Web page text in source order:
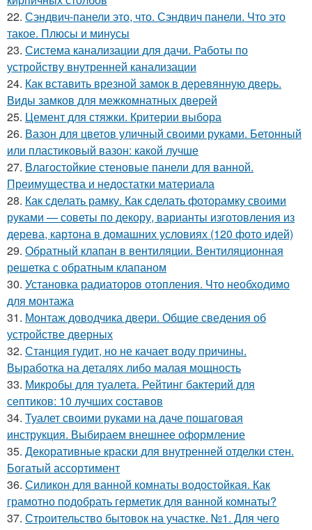
22. Сэндвич-панели это, что. Сэндвич панели. Что это
такое. Плюсы и минусы
23. Система канализации для дачи. Работы по
устройству внутренней канализации
24. Как вставить врезной замок в деревянную дверь.
Виды замков для межкомнатных дверей
25. Цемент для стяжки. Критерии выбора
26. Вазон для цветов уличный своими руками. Бетонный
или пластиковый вазон: какой лучше
27. Влагостойкие стеновые панели для ванной.
Преимущества и недостатки материала
28. Как сделать рамку. Как сделать фоторамку своими
руками — советы по декору, варианты изготовления из
дерева, картона в домашних условиях (120 фото идей)
29. Обратный клапан в вентиляции. Вентиляционная
решетка с обратным клапаном
30. Установка радиаторов отопления. Что необходимо
для монтажа
31. Монтаж доводчика двери. Общие сведения об
устройстве дверных
32. Станция гудит, но не качает воду причины.
Выработка на деталях либо малая мощность
33. Микробы для туалета. Рейтинг бактерий для
септиков: 10 лучших составов
34. Туалет своими руками на даче пошаговая
инструкция. Выбираем внешнее оформление
35. Декоративные краски для внутренней отделки стен.
Богатый ассортимент
36. Силикон для ванной комнаты водостойкая. Как
грамотно подобрать герметик для ванной комнаты?
37. Строительство бытовок на участке. №1. Для чего